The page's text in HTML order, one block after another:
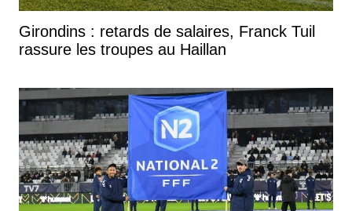
Girondins : retards de salaires, Franck Tuil
rassure les troupes au Haillan